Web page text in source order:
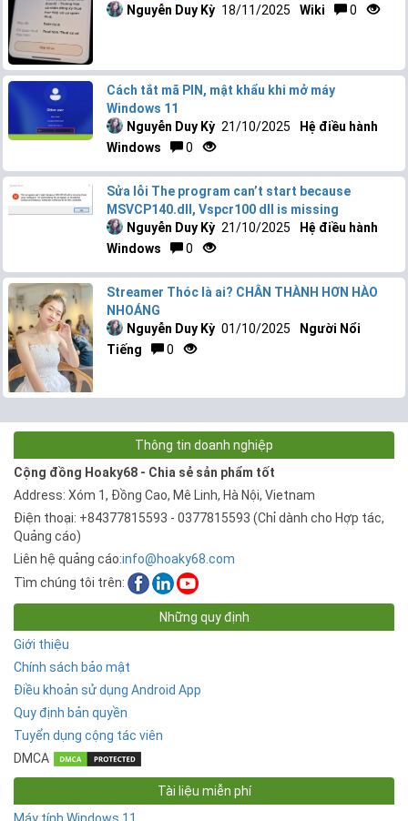
Nguyễn Duy Kỳ 18/11/2025 Wiki 0
Cách tắt mã PIN, mật khẩu khi mở máy
Windows 11
Nguyễn Duy Kỳ 21/10/2025
Hệ điều hành
Windows
0
Sửa lỗi The program can’t start because
MSVCP140.dll, Vspcr100 dll is missing
Nguyễn Duy Kỳ 21/10/2025
Hệ điều hành
Windows
0
Streamer Thóc là ai? CHÂN THÀNH HƠN HÀO
NHOÁNG
Nguyễn Duy Kỳ 01/10/2025
Người Nổi
Tiếng
0
Thông tin doanh nghiệp
Cộng đồng Hoaky68 - Chia sẻ sản phẩm tốt
Address: Xóm 1, Đồng Cao, Mê Linh, Hà Nội, Vietnam
Điện thoại: +84377815593 - 0377815593 (Chỉ dành cho Hợp tác,
Quảng cáo)
Liên hệ quảng cáo:info@hoaky68.com
Tìm chúng tôi trên:
Những quy định
Giới thiệu
Chính sách bảo mật
Điều khoản sử dụng Android App
Quy định bản quyền
Tuyển dụng cộng tác viên
DMCA
Tài liệu miễn phí